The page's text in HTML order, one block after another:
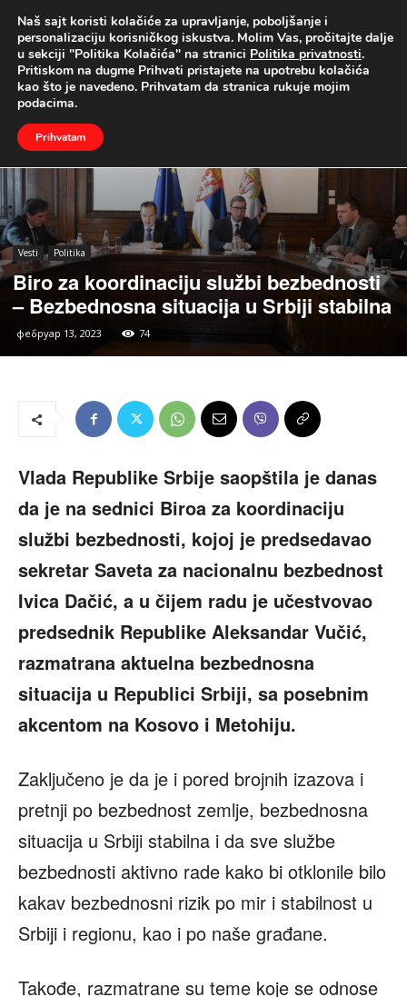
UŽIVO
Naslovna Vesti Politika
Vesti Politika
Biro za koordinaciju službi bezbednosti
– Bezbednosna situacija u Srbiji stabilna
фебруар 13, 2023 74
Vlada Republike Srbije saopštila je danas
da je na sednici Biroa za koordinaciju
službi bezbednosti, kojoj je predsedavao
sekretar Saveta za nacionalnu bezbednost
Ivica Dačić, a u čijem radu je učestvovao
predsednik Republike Aleksandar Vučić,
razmatrana aktuelna bezbednosna
situacija u Republici Srbiji, sa posebnim
akcentom na Kosovo i Metohiju.
Zaključeno je da je i pored brojnih izazova i
pretnji po bezbednost zemlje, bezbednosna
situacija u Srbiji stabilna i da sve službe
bezbednosti aktivno rade kako bi otklonile bilo
kakav bezbednosni rizik po mir i stabilnost u
Srbiji i regionu, kao i po naše građane.
Takođe, razmatrane su teme koje se odnose
Naš sajt koristi kolačiće za upravljanje, poboljšanje i
personalizaciju korisničkog iskustva. Molim Vas, pročitajte dalje
u sekciji "Politika Kolačića" na stranici Politika privatnosti.
Pritiskom na dugme Prihvati pristajete na upotrebu kolačića
kao što je navedeno. Prihvatam da stranica rukuje mojim
podacima.
Prihvatam